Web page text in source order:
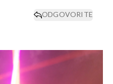
ODGOVORITE